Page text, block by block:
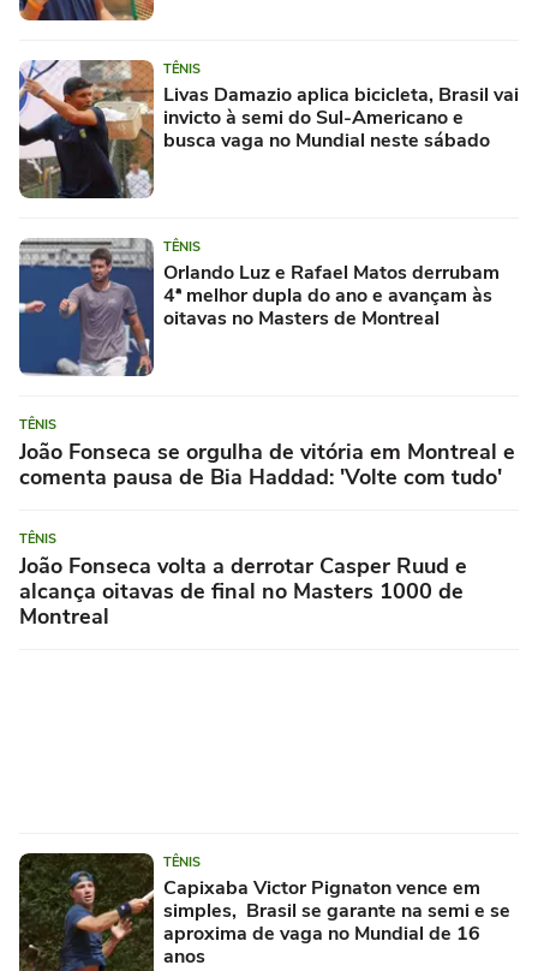
TÊNIS
Livas Damazio aplica bicicleta, Brasil vai
invicto à semi do Sul-Americano e
busca vaga no Mundial neste sábado
TÊNIS
Orlando Luz e Rafael Matos derrubam
4ª melhor dupla do ano e avançam às
oitavas no Masters de Montreal
TÊNIS
João Fonseca se orgulha de vitória em Montreal e
comenta pausa de Bia Haddad: 'Volte com tudo'
TÊNIS
João Fonseca volta a derrotar Casper Ruud e
alcança oitavas de final no Masters 1000 de
Montreal
TÊNIS
Capixaba Victor Pignaton vence em
simples, Brasil se garante na semi e se
aproxima de vaga no Mundial de 16
anos